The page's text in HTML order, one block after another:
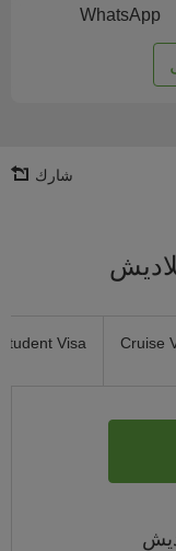
WhatsApp
شارك
Cruise
Student Visa